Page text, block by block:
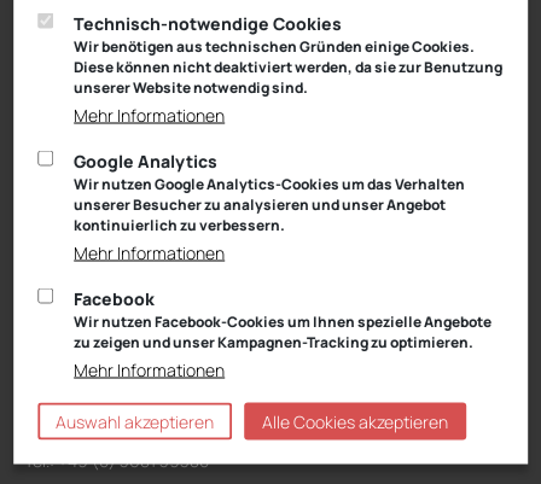
Tel.: +49 (0) 3621 45040
Öffnungszeiten
Service: Mo – Fr von 08:00 – 18:00 Uhr
und Sa von 09:00 – 13:00 Uhr
Teiledienst: Mo – Fr von 08:00 – 17:00 Uhr
und Sa von 09:00 – 13:00 Uhr
Verkauf: Mo – Fr von 08:00 – 18:00 Uhr
und Sa von 09:00 – 13:00 Uhr
Waschanlage: Mo – Fr von 07:00 – 18:00 Uhr
und Sa von 09:00 – 13:00 Uhr
Niederlassung Suhl
VW, Audi, VW Nutzfahrzeuge, Škoda Service
Schwarzwasserweg 3-11
Anfahrt:Route planen mit Google Maps
Tel.: +49 (0) 3681 39380
Technisch-notwendige Cookies
Wir benötigen aus technischen Gründen einige Cookies.
Diese können nicht deaktiviert werden, da sie zur Benutzung
unserer Website notwendig sind.
Mehr Informationen
Google Analytics
Wir nutzen Google Analytics-Cookies um das Verhalten
unserer Besucher zu analysieren und unser Angebot
kontinuierlich zu verbessern.
Mehr Informationen
Facebook
Wir nutzen Facebook-Cookies um Ihnen spezielle Angebote
zu zeigen und unser Kampagnen-Tracking zu optimieren.
Mehr Informationen
Auswahl akzeptieren Alle Cookies akzeptieren